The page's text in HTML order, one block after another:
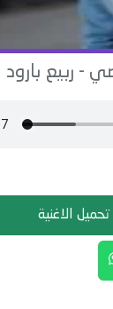
- ربيع بارود
تحميل الاغنية